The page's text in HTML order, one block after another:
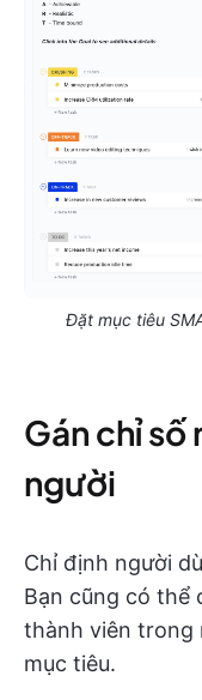
Đặt mục tiêu
Gán chỉ
người
Chỉ định người
Bạn cũng có thể
thành viên trong
mục tiêu.